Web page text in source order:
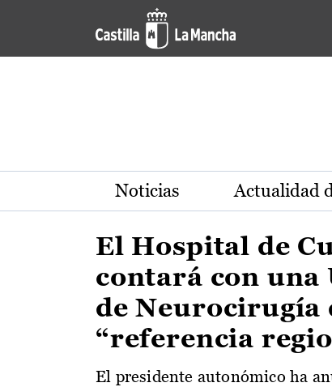
Pasar al contenido principal
Actualidad de la región
Noticias Actualidad
El Hospital de
contará con una
de Neurocirugía
“referencia
El presidente autonómico ha